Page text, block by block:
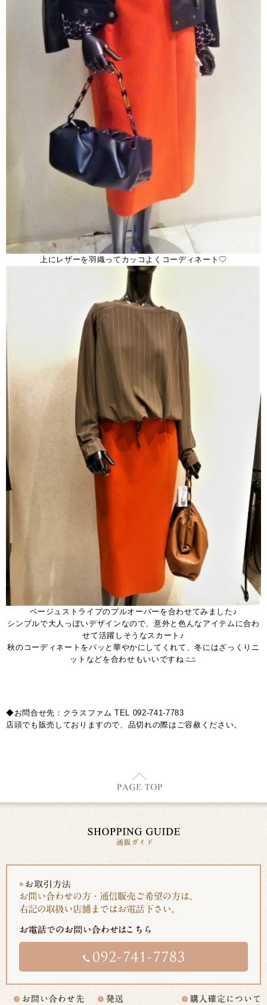
上にレザーを羽織ってカッコよくコーディネート♡
ベージュストライプのプルオーバーを合わせてみました♪
シンプルで大人っぽいデザインなので、意外と色んなアイテムに合わ
せて活躍しそうなスカート♪
秋のコーディネートをパッと華やかにしてくれて、冬にはざっくりニ
ットなどを合わせもいいですね
◆お問合せ先：クラスファム TEL 092-741-7783
店頭でも販売しておりますので、品切れの際はご容赦ください。